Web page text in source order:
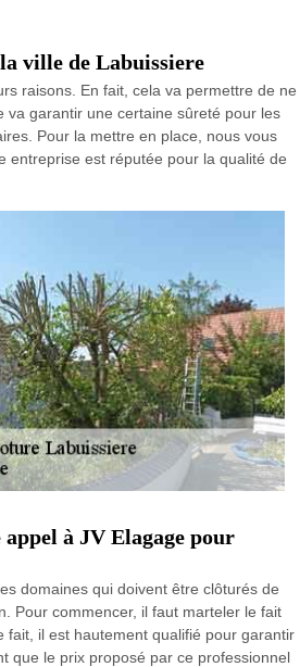
ville de Labuissiere
raisons. En fait, cela va permettre de ne
va garantir une certaine sûreté pour les
Pour la mettre en place, nous vous
entreprise est réputée pour la qualité de
à JV Elagage pour
domaines qui doivent être clôturés de
Pour commencer, il faut marteler le fait
il est hautement qualifié pour garantir
que le prix proposé par ce professionnel